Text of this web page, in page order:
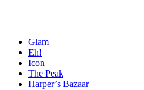
Glam
Eh!
Icon
The Peak
Harper’s Bazaar